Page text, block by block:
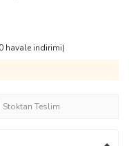
havale indirimi)
Stoktan Teslim